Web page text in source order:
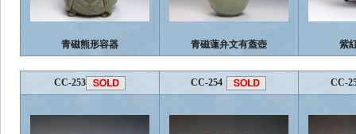
青磁熊形容器 青磁蓮弁文有蓋壺 紫
CC-253 CC-254 CC-